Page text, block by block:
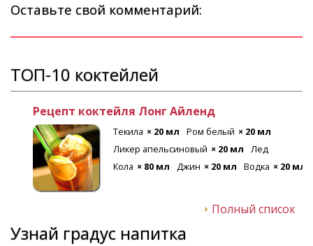
Оставьте свой комментарий:
ТОП-10 коктейлей
Рецепт коктейля Лонг Айленд
Текила × 20 мл Ром белый × 20 мл
Ликер апельсиновый × 20 мл
Лед
Кола
× 80 мл Джин × 20 мл Водка × 20 мл
Полный список
Узнай градус напитка